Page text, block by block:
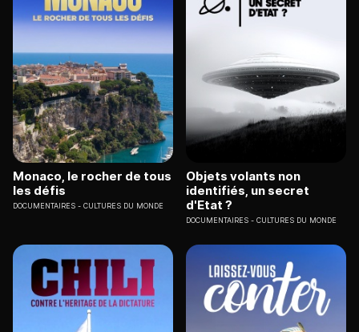
Monaco, le rocher de tous
les défis
DOCUMENTAIRES CULTURES DU MONDE
Objets volants non
identifiés, un secret
d'Etat ?
DOCUMENTAIRES CULTURES DU MONDE